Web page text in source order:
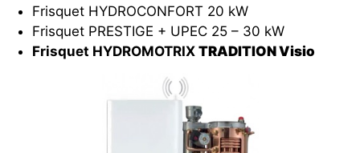
Frisquet HYDROCONFORT 20 kW
Frisquet PRESTIGE + UPEC 25 – 30 kW
Frisquet HYDROMOTRIX TRADITION Visio